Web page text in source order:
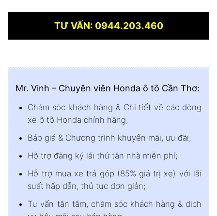
TƯ VẤN: 0944.203.460
Mr. Vinh – Chuyên viên Honda ô tô Cần Thơ:
Chăm sóc khách hàng & Chi tiết về các dòng
xe ô tô Honda chính hãng;
Báo giá & Chương trình khuyến mãi, ưu đãi;
Hỗ trợ đăng ký lái thử tận nhà miễn phí;
Hỗ trợ mua xe trả góp (85% giá trị xe) với lãi
suất hấp dẫn, thủ tục đơn giản;
Tư vấn tận tâm, chăm sóc khách hàng & dịch